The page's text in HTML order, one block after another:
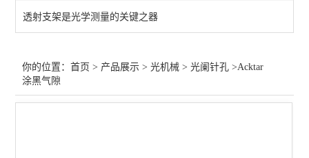
光阑针孔
透射支架是光学测量的关键之器
你的位置：首页 > 产品展示 >光机械 >光阑针孔 >Acktar
涂黑气隙